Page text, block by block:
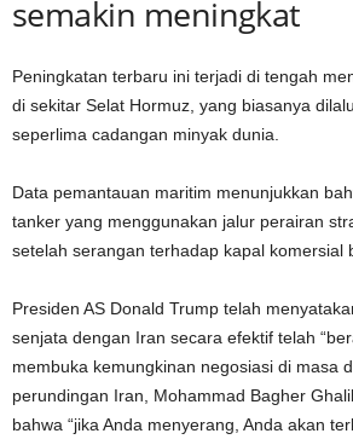
semakin meningkat
Peningkatan terbaru ini terjadi di tengah
di sekitar Selat Hormuz, yang biasanya
seperlima cadangan minyak dunia.
Data pemantauan maritim menunjukkan
tanker yang menggunakan jalur perairan
setelah serangan terhadap kapal komersial
Presiden AS Donald Trump telah
senjata dengan Iran secara efektif telah
membuka kemungkinan negosiasi di masa
perundingan Iran, Mohammad Bagher
bahwa “jika Anda menyerang, Anda akan